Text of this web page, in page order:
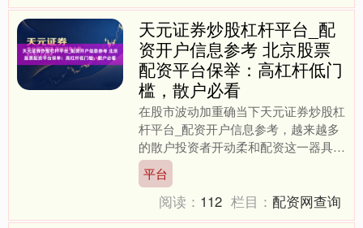
天元证券炒股杠杆平台_配
资开户信息参考 北京股票
配资平台保举：高杠杆低门
槛，散户必看
在股市波动加重确当下天元证券炒股杠
杆平台_配资开户信息参考，越来越多
的散户投资者开动柔和配资这一器具。
关于身处北京的投资者而言，聘请一家
正规、踏实、杠杆生动的平....
平台
阅读： 112 栏目：配资网查询